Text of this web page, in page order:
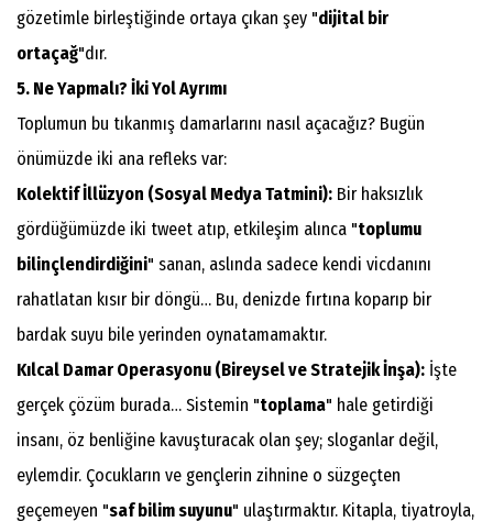
gözetimle birleştiğinde ortaya çıkan şey "dijital bir
ortaçağ"dır.
5. Ne Yapmalı? İki Yol Ayrımı
​Toplumun bu tıkanmış damarlarını nasıl açacağız? Bugün
önümüzde iki ana refleks var:
Kolektif İllüzyon (Sosyal Medya Tatmini): Bir haksızlık
gördüğümüzde iki tweet atıp, etkileşim alınca "toplumu
bilinçlendirdiğini" sanan, aslında sadece kendi vicdanını
rahatlatan kısır bir döngü… Bu, denizde fırtına koparıp bir
bardak suyu bile yerinden oynatamamaktır.
Kılcal Damar Operasyonu (Bireysel ve Stratejik İnşa): İşte
gerçek çözüm burada… Sistemin "toplama" hale getirdiği
insanı, öz benliğine kavuşturacak olan şey; sloganlar değil,
eylemdir. Çocukların ve gençlerin zihnine o süzgeçten
geçemeyen "saf bilim suyunu" ulaştırmaktır. Kitapla, tiyatroyla,